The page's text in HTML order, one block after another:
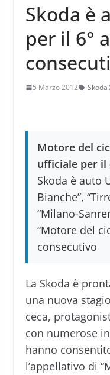
Skoda è
per il 6°
5 Marzo 2012 Skoda
Motore del
ufficiale per il
Skoda è auto
Bianche”,
“Milano-
“Motore del
consecutivo
La Skoda è
una nuova
ceca,
con numerose
hanno
l’appellativo di